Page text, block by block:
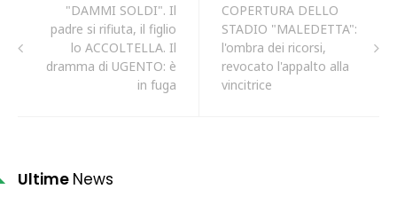
"DAMMI SOLDI". Il
padre si rifiuta, il figlio
lo ACCOLTELLA. Il
dramma di UGENTO: è
in fuga
COPERTURA DELLO
STADIO "MALEDETTA":
l'ombra dei ricorsi,
revocato l'appalto alla
vincitrice
Ultime News